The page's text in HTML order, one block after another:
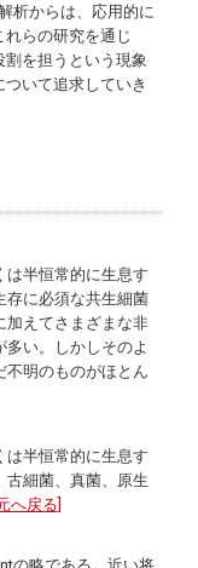
析からは、応用的に
らの研究を通じ
を担うという現象
いて追求していき
は半恒常的に生息す
存に必須な共生細菌
加えてさまざまな非
い。しかしそのよ
不明のものがほとん
は半恒常的に生息す
古細菌、真菌、原生
へ戻る]